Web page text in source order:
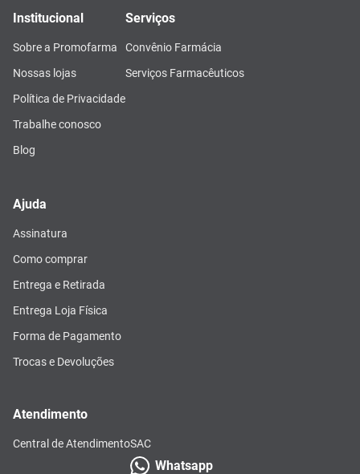
Institucional
Sobre a Promofarma
Nossas lojas
Política de Privacidade
Trabalhe conosco
Blog
Serviços
Convênio Farmácia
Serviços Farmacêuticos
Ajuda
Assinatura
Como comprar
Entrega e Retirada
Entrega Loja Física
Forma de Pagamento
Trocas e Devoluções
Atendimento
Central de AtendimentoSAC
Whatsapp